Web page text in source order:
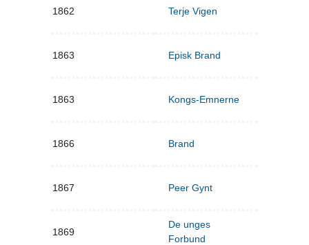
1862 Terje Vigen
1863 Episk Brand
1863 Kongs-Emnerne
1866 Brand
1867 Peer Gynt
1869
De unges
Forbund